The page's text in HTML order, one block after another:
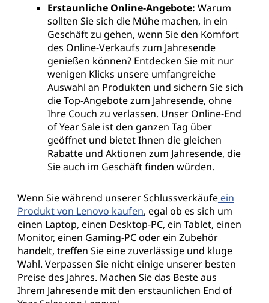
Erstaunliche Online-Angebote: Warum
sollten Sie sich die Mühe machen, in ein
Geschäft zu gehen, wenn Sie den Komfort
des Online-Verkaufs zum Jahresende
genießen können? Entdecken Sie mit nur
wenigen Klicks unsere umfangreiche
Auswahl an Produkten und sichern Sie sich
die Top-Angebote zum Jahresende, ohne
Ihre Couch zu verlassen. Unser Online-End
of Year Sale ist den ganzen Tag über
geöffnet und bietet Ihnen die gleichen
Rabatte und Aktionen zum Jahresende, die
Sie auch im Geschäft finden würden.
Wenn Sie während unserer Schlussverkäufeein
Produkt von Lenovo kaufen, egal ob es sich um
einen Laptop, einen Desktop-PC, ein Tablet, einen
Monitor, einen Gaming-PC oder ein Zubehör
handelt, treffen Sie eine zuverlässige und kluge
Wahl. Verpassen Sie nicht einige unserer besten
Preise des Jahres. Machen Sie das Beste aus
Ihrem Jahresende mit den erstaunlichen End of